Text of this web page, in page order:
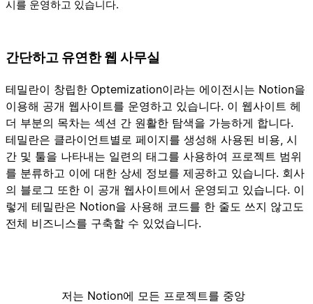
시를 운영하고 있습니다.
간단하고 유연한 웹 사무실
테밀란이 창립한 Optemization이라는 에이전시는 Notion을
이용해 공개 웹사이트를 운영하고 있습니다. 이 웹사이트 헤
더 부분의 목차는 섹션 간 원활한 탐색을 가능하게 합니다.
테밀란은 클라이언트별로 페이지를 생성해 사용된 비용, 시
간 및 툴을 나타내는 일련의 태그를 사용하여 프로젝트 범위
를 분류하고 이에 대한 상세 정보를 제공하고 있습니다. 회사
의 블로그 또한 이 공개 웹사이트에서 운영되고 있습니다. 이
렇게 테밀란은 Notion을 사용해 코드를 한 줄도 쓰지 않고도
전체 비즈니스를 구축할 수 있었습니다.
저는 Notion에 모든 프로젝트를 중앙